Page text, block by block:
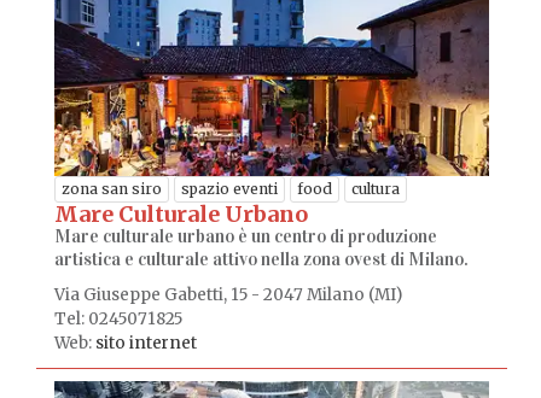
zona san siro spazio eventi food cultura
Mare Culturale Urbano
Mare culturale urbano è un centro di produzione
artistica e culturale attivo nella zona ovest di Milano.
Via Giuseppe Gabetti, 15 - 2047 Milano (MI)
Tel: 0245071825
Web: sito internet